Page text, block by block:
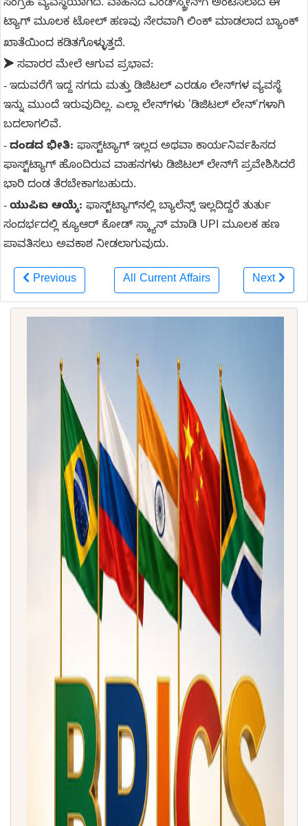
ಸಂಗ್ರಹ ವ್ಯವಸ್ಥೆಯಾಗಿದೆ. ವಾಹನದ ವಿಂಡ್‌ಸ್ಕ್ರೀನ್‌ಗೆ ಅಂಟಿಸಲಾದ ಈ
ಟ್ಯಾಗ್ ಮೂಲಕ ಟೋಲ್ ಹಣವು ನೇರವಾಗಿ ಲಿಂಕ್ ಮಾಡಲಾದ ಬ್ಯಾಂಕ್
ಖಾತೆಯಿಂದ ಕಡಿತಗೊಳ್ಳುತ್ತದೆ.
➤ ಸವಾರರ ಮೇಲೆ ಆಗುವ ಪ್ರಭಾವ:
- ಇದುವರೆಗೆ ಇದ್ದ ನಗದು ಮತ್ತು ಡಿಜಿಟಲ್ ಎರಡೂ ಲೇನ್‌ಗಳ ವ್ಯವಸ್ಥೆ
ಇನ್ನು ಮುಂದೆ ಇರುವುದಿಲ್ಲ. ಎಲ್ಲಾ ಲೇನ್‌ಗಳು 'ಡಿಜಿಟಲ್ ಲೇನ್'ಗಳಾಗಿ
ಬದಲಾಗಲಿವೆ.
- ದಂಡದ ಭೀತಿ: ಫಾಸ್ಟ್‌ಟ್ಯಾಗ್ ಇಲ್ಲದ ಅಥವಾ ಕಾರ್ಯನಿರ್ವಹಿಸದ
ಫಾಸ್ಟ್‌ಟ್ಯಾಗ್ ಹೊಂದಿರುವ ವಾಹನಗಳು ಡಿಜಿಟಲ್ ಲೇನ್‌ಗೆ ಪ್ರವೇಶಿಸಿದರೆ
ಭಾರಿ ದಂಡ ತೆರಬೇಕಾಗಬಹುದು.
- ಯುಪಿಐ ಆಯ್ಕೆ: ಫಾಸ್ಟ್‌ಟ್ಯಾಗ್‌ನಲ್ಲಿ ಬ್ಯಾಲೆನ್ಸ್ ಇಲ್ಲದಿದ್ದರೆ ತುರ್ತು
ಸಂದರ್ಭದಲ್ಲಿ ಕ್ಯೂಆರ್ ಕೋಡ್ ಸ್ಕ್ಯಾನ್ ಮಾಡಿ UPI ಮೂಲಕ ಹಣ
ಪಾವತಿಸಲು ಅವಕಾಶ ನೀಡಲಾಗುವುದು.
Previous All Current Affairs Next